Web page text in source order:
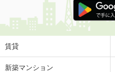
賃貸
新築マンション